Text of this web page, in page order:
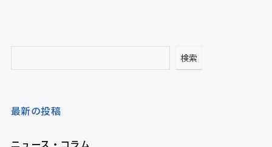
索
検索
最新の投稿